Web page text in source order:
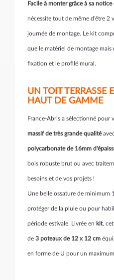
Facile à monter grâce à sa notice
nécessite tout de même d'être 2
journée de montage. Le kit
que le matériel de montage
fixation et le profilé mural.
UN TOIT TERRASSE
HAUT DE GAMME
France-Abris a sélectionné pour
massif de très grande qualité
polycarbonate de 16mm
bois robuste brut ou avec
besoins et de vos projets !
Une belle ossature de minimum
protéger de la pluie ou pour
période estivale. Livrée en kit,
de 3 poteaux de 12 x 12 cm
en forme de U pour un